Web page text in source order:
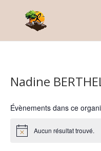
Nadine
Évènements dans ce
Notice Aucun résultat trouvé.